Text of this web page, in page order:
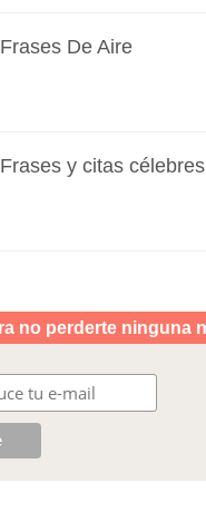
Frases De Aire
Frases y citas célebres